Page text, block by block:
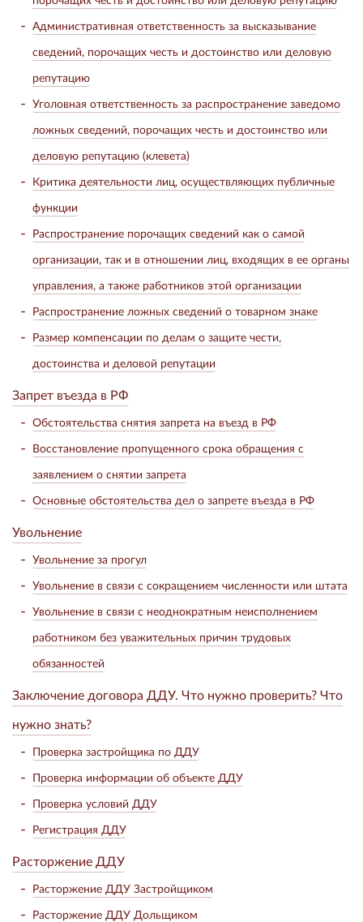
Административная ответственность за высказывание
сведений, порочащих честь и достоинство или деловую
репутацию
Уголовная ответственность за распространение заведомо
ложных сведений, порочащих честь и достоинство или
деловую репутацию (клевета)
Критика деятельности лиц, осуществляющих публичные
функции
Распространение порочащих сведений как о самой
организации, так и в отношении лиц, входящих в ее органы
управления, а также работников этой организации
Распространение ложных сведений о товарном знаке
Размер компенсации по делам о защите чести,
достоинства и деловой репутации
Запрет въезда в РФ
Обстоятельства снятия запрета на въезд в РФ
Восстановление пропущенного срока обращения с
заявлением о снятии запрета
Основные обстоятельства дел о запрете въезда в РФ
Увольнение
Увольнение за прогул
Увольнение в связи с сокращением численности или штата
Увольнение в связи с неоднократным неисполнением
работником без уважительных причин трудовых
обязанностей
Заключение договора ДДУ. Что нужно проверить? Что
нужно знать?
Проверка застройщика по ДДУ
Проверка информации об объекте ДДУ
Проверка условий ДДУ
Регистрация ДДУ
Расторжение ДДУ
Расторжение ДДУ Застройщиком
Расторжение ДДУ Дольщиком